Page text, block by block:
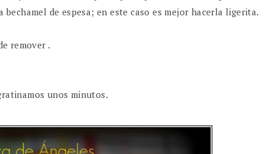
de espesa; en este caso es mejor hacerla ligerita.
remover .
unos minutos.